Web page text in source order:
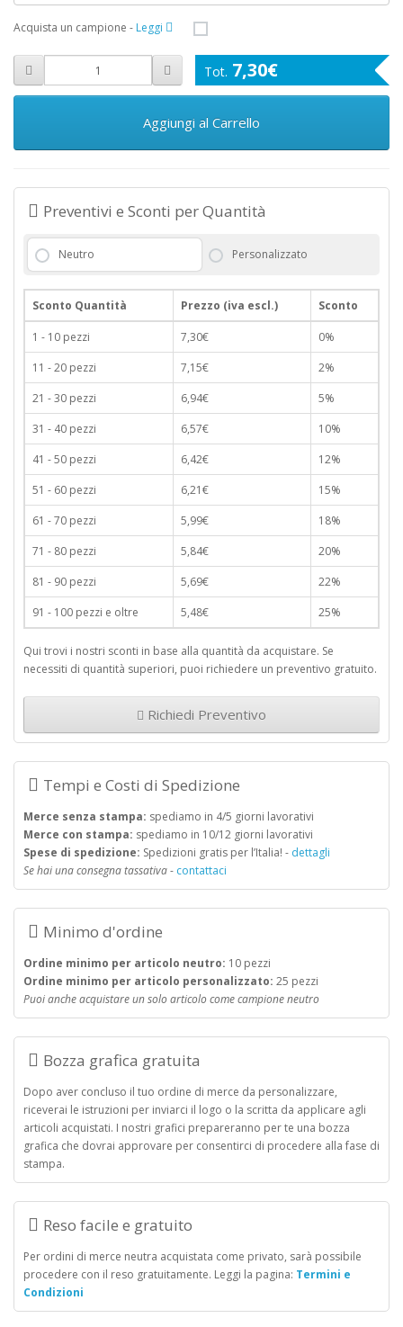
Acquista un campione - Leggi
7,30€
Aggiungi al Carrello
Preventivi e Sconti per Quantità
Neutro Personalizzato
Sconto Quantità Prezzo (iva escl.) Sconto
1 - 10 pezzi 7,30€
0%
11 - 20 pezzi
7,15€
2%
21 - 30 pezzi
6,94€
5%
31 - 40 pezzi
6,57€
10%
41 - 50 pezzi
6,42€
12%
51 - 60 pezzi
6,21€
15%
61 - 70 pezzi
5,99€
18%
71 - 80 pezzi
5,84€
20%
81 - 90 pezzi
5,69€
22%
91 - 100 pezzi e oltre
5,48€ 25%
Qui trovi i nostri sconti in base alla quantità da acquistare. Se
necessiti di quantità superiori, puoi richiedere un preventivo gratuito.
Richiedi Preventivo
Tempi e Costi di Spedizione
Merce senza stampa: spediamo in 4/5 giorni lavorativi
Merce con stampa: spediamo in 10/12 giorni lavorativi
Spese di spedizione: Spedizioni gratis per l’Italia! - dettagli
Se hai una consegna tassativa- contattaci
Minimo d'ordine
Ordine minimo per articolo neutro: 10 pezzi
Ordine minimo per articolo personalizzato: 25 pezzi
Puoi anche acquistare un solo articolo come campione neutro
Bozza grafica gratuita
Dopo aver concluso il tuo ordine di merce da personalizzare,
riceverai le istruzioni per inviarci il logo o la scritta da applicare agli
articoli acquistati. I nostri grafici prepareranno per te una bozza
grafica che dovrai approvare per consentirci di procedere alla fase di
stampa.
Reso facile e gratuito
Per ordini di merce neutra acquistata come privato, sarà possibile
procedere con il reso gratuitamente. Leggi la pagina: Termini e
Condizioni